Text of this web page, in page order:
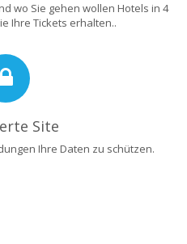
wo Sie gehen wollen Hotels in 4
Ihre Tickets erhalten..
Site
Ihre Daten zu schützen.